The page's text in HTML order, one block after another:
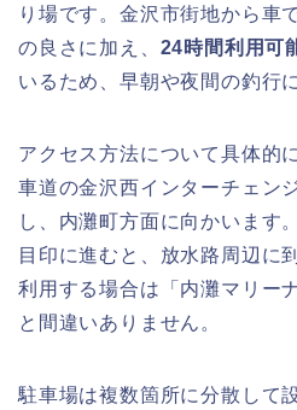
り場です。金沢市街地から車
の良さに加え、 24時間利用可
いるため、早朝や夜間の釣行
アクセス方法について具体的
車道の金沢西インターチェン
し、内灘町方面に向かいます
目印に進むと、放水路周辺に
利用する場合は「内灘マリー
と間違いありません。
駐車場は複数箇所に分散して